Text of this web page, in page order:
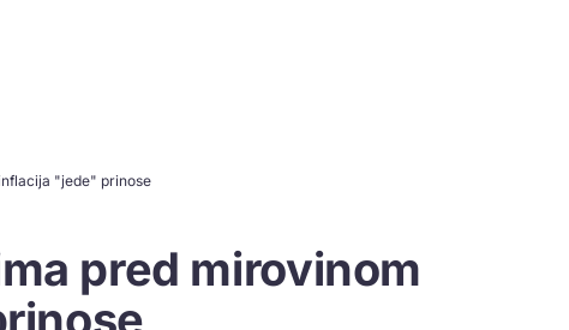
"jede" prinose
pred mirovinom